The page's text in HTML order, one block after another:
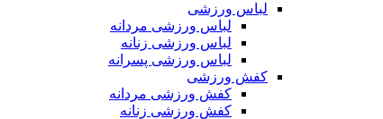
لباس ورزشی
لباس ورزشی مردانه
لباس ورزشی زنانه
لباس ورزشی پسرانه
کفش ورزشی
کفش ورزشی مردانه
کفش ورزشی زنانه